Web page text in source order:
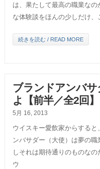
は、果たして最高の職業な
な体験談をほんの少しだけ、
続きを読む / READ MORE
ブランドアンバサ
よ【前半／全2回】
5月 16, 2013
ウイスキー愛飲家からすると
ンバサダー（大使）は夢の
しそれは期待通りのものな
ウ